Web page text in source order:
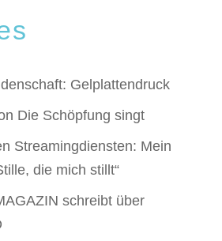
Gelplattendruck
Die Schöpfung singt
Streamingdiensten: Mein
die mich stillt“
schreibt über